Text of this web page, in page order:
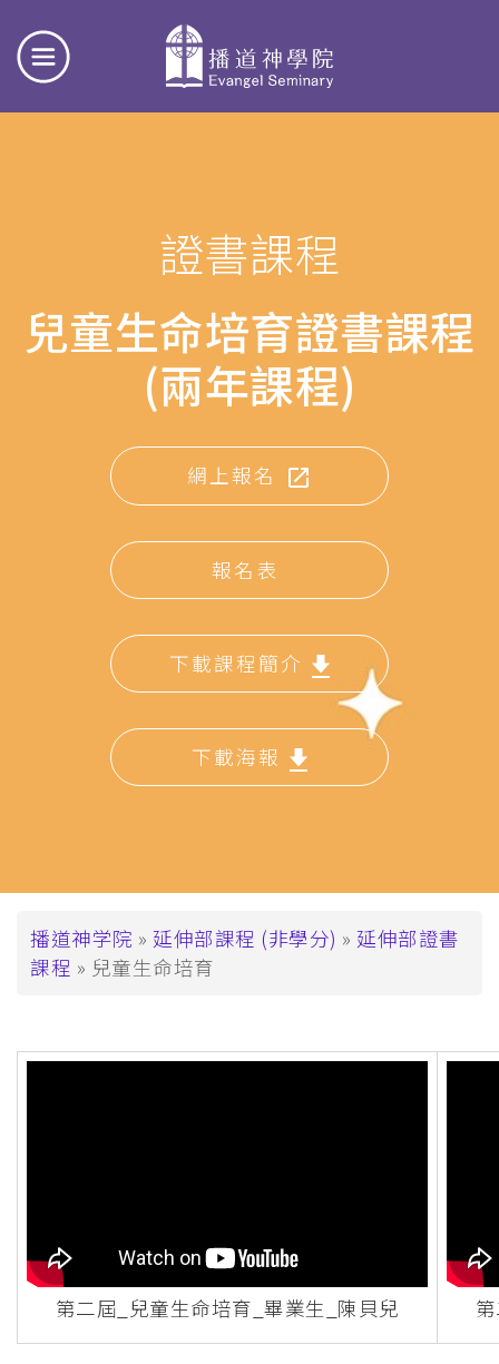
證書課程
兒童生命培育證書課程
(兩年課程)
網上報名
報名表
下載課程簡介
下載海報
面
包
播道神学院 延伸部課程 (非學分)
延伸部證書
課程
兒童生命培育
第二屆_兒童生命培育_畢業生_陳貝兒